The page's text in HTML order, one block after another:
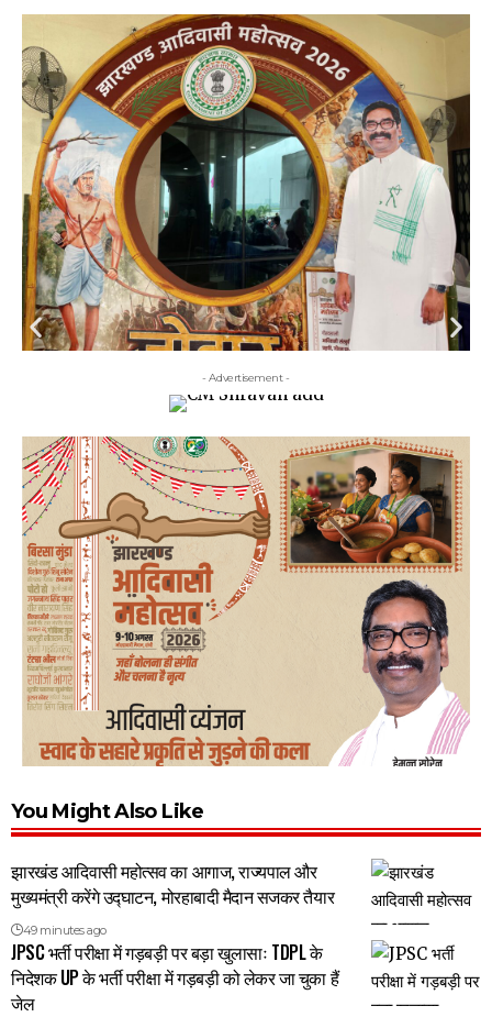
- Advertisement -
You Might Also Like
झारखंड आदिवासी महोत्सव का आगाज, राज्यपाल और
मुख्यमंत्री करेंगे उद्घाटन, मोरहाबादी मैदान सजकर तैयार
49 minutes ago
JPSC भर्ती परीक्षा में गड़बड़ी पर बड़ा खुलासाः TDPL के
निदेशक UP के भर्ती परीक्षा में गड़बड़ी को लेकर जा चुका हैं
जेल